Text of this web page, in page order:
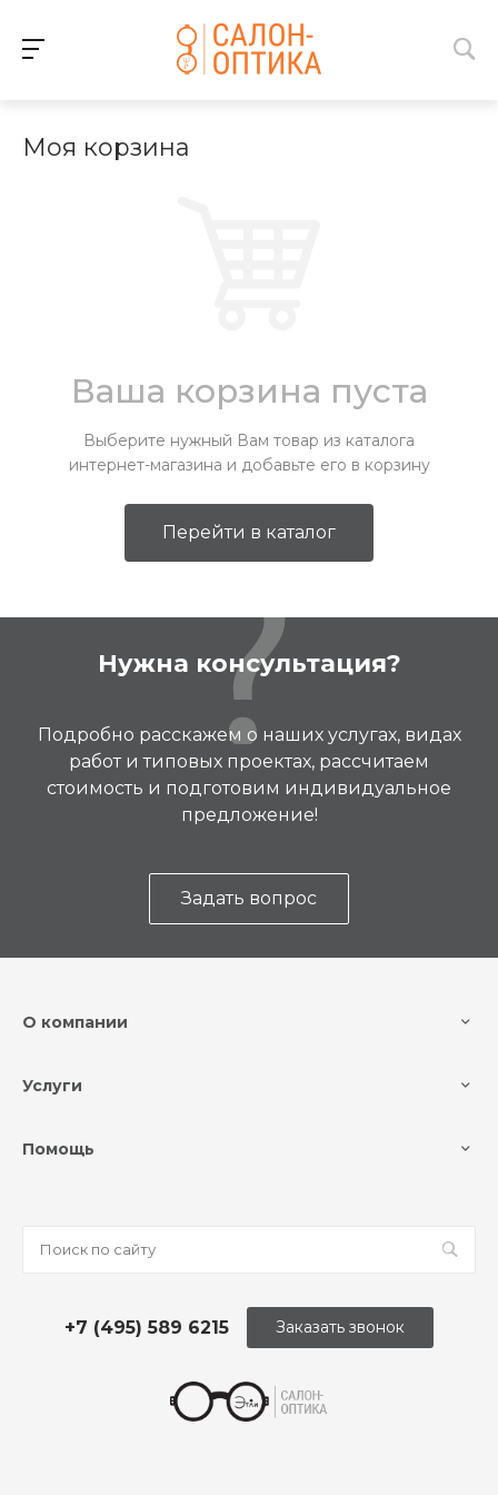
Моя корзина
Ваша корзина пуста
Выберите нужный Вам товар из каталога
интернет-магазина и добавьте его в корзину
Перейти в каталог
Нужна консультация?
Подробно расскажем о наших услугах, видах
работ и типовых проектах, рассчитаем
стоимость и подготовим индивидуальное
предложение!
Задать вопрос
О компании
Услуги
Помощь
+7 (495) 589 6215 Заказать звонок